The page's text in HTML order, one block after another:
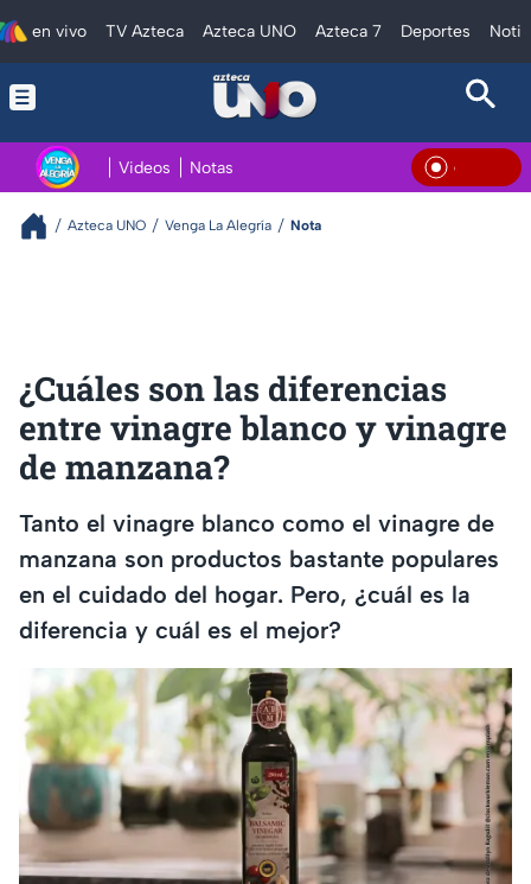
en vivo TV Azteca Azteca UNO Azteca 7 Deportes
Videos Notas En
Azteca UNO Venga La Alegría Nota
¿Cuáles son las diferencias
entre vinagre blanco y vinagre
de manzana?
Tanto el vinagre blanco como el vinagre de
manzana son productos bastante populares
en el cuidado del hogar. Pero, ¿cuál es la
diferencia y cuál es el mejor?